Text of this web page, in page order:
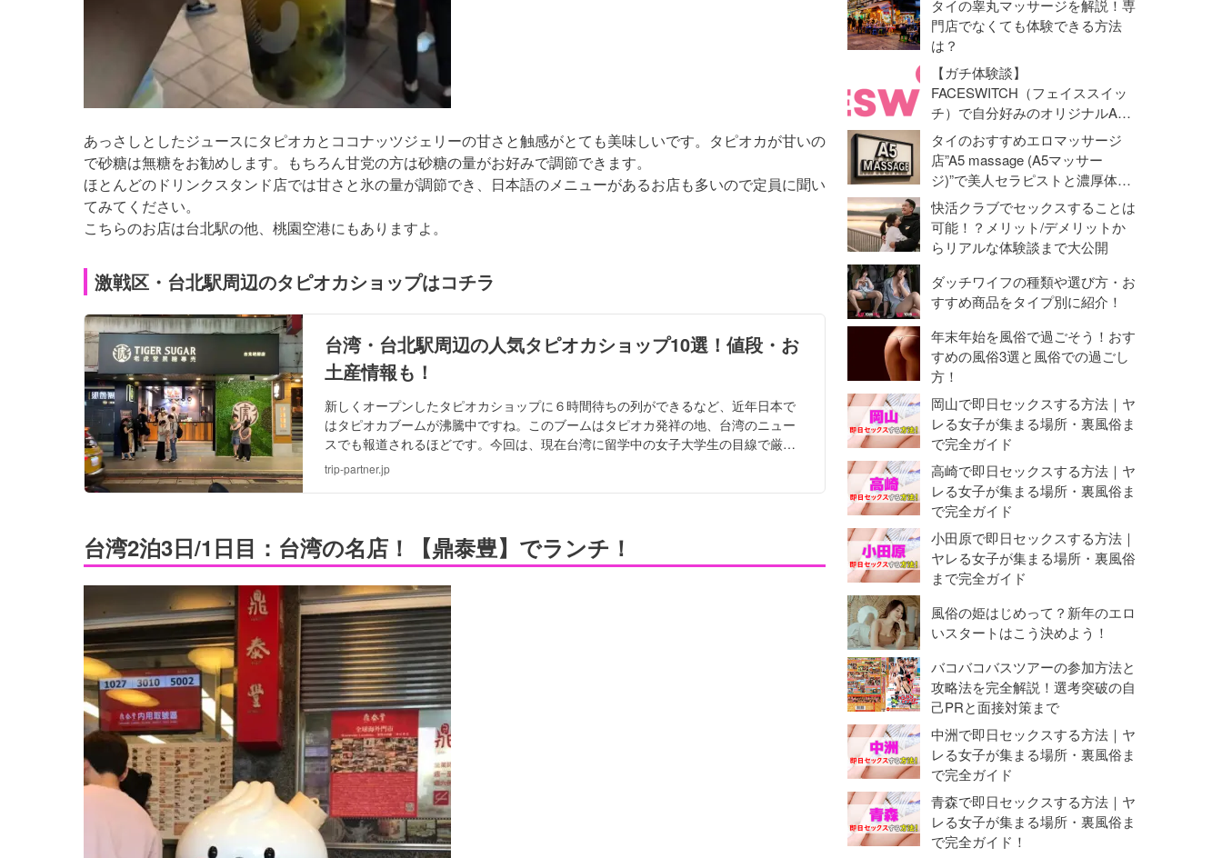
あっさしとしたジュースにタピオカとココナッツジェリーの甘さと触感がとても美味しいです。タピオカが甘いの
で砂糖は無糖をお勧めします。もちろん甘党の方は砂糖の量がお好みで調節できます。
ほとんどのドリンクスタンド店では甘さと氷の量が調節でき、日本語のメニューがあるお店も多いので定員に聞い
てみてください。
こちらのお店は台北駅の他、桃園空港にもありますよ。
激戦区・台北駅周辺のタピオカショップはコチラ
台湾・台北駅周辺の人気タピオカショップ10選！値段・お
土産情報も！
新しくオープンしたタピオカショップに６時間待ちの列ができるなど、近年日本で
はタピオカブームが沸騰中ですね。このブームはタピオカ発祥の地、台湾のニュー
スでも報道されるほどです。今回は、現在台湾に留学中の女子大学生の目線で厳選
した台北駅周辺の人気タピオカショップ10店舗をご紹介していきます！
trip-partner.jp
台湾2泊3日/1日目：台湾の名店！【鼎泰豊】でランチ！
タイの睾丸マッサージを解説！専
門店でなくても体験できる方法
は？
【ガチ体験談】
FACESWITCH（フェイススイッ
チ）で自分好みのオリジナルAV
動画を作成！オナニーライフに革
命勃発！
タイのおすすめエロマッサージ
店”A5 massage (A5マッサー
ジ)”で美人セラピストと濃厚体験
【抜き・本番】
快活クラブでセックスすることは
可能！？メリット/デメリットか
らリアルな体験談まで大公開
ダッチワイフの種類や選び方・お
すすめ商品をタイプ別に紹介！
年末年始を風俗で過ごそう！おす
すめの風俗3選と風俗での過ごし
方！
岡山で即日セックスする方法｜ヤ
レる女子が集まる場所・裏風俗ま
で完全ガイド
高崎で即日セックスする方法｜ヤ
レる女子が集まる場所・裏風俗ま
で完全ガイド
小田原で即日セックスする方法｜
ヤレる女子が集まる場所・裏風俗
まで完全ガイド
風俗の姫はじめって？新年のエロ
いスタートはこう決めよう！
バコバコバスツアーの参加方法と
攻略法を完全解説！選考突破の自
己PRと面接対策まで
中洲で即日セックスする方法｜ヤ
レる女子が集まる場所・裏風俗ま
で完全ガイド
青森で即日セックスする方法｜ヤ
レる女子が集まる場所・裏風俗ま
で完全ガイド！